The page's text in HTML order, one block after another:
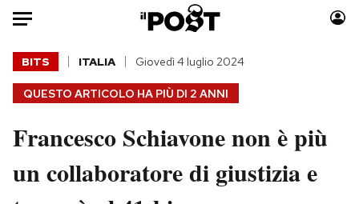
Auto
HOME
Italia
Politica
Moda
Consumismi
QUESTO ARTICOLO HA PIÙ DI 2 ANNI
BITS ITALIA Giovedì 4 luglio 2024
Francesco Schiavone non è più
un collaboratore di giustizia e